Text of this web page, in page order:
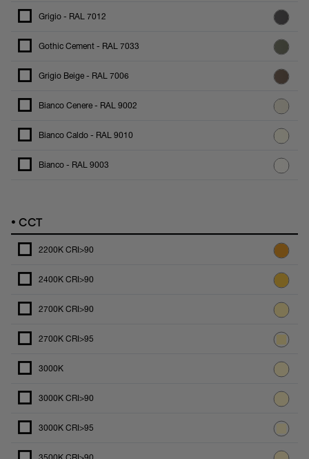
Grigio - RAL 7012
Gothic Cement - RAL 7033
Grigio Beige - RAL 7006
Bianco Cenere - RAL 9002
Bianco Caldo - RAL 9010
Bianco - RAL 9003
• CCT
2200K CRI>90
2400K CRI>90
2700K CRI>90
2700K CRI>95
3000K
3000K CRI>90
3000K CRI>95